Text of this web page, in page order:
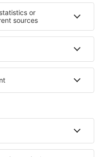
Ubytování v Bulharsku